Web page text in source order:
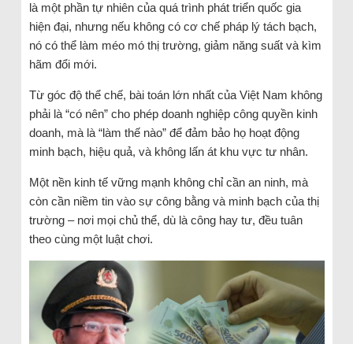
là một phần tự nhiên của quá trình phát triển quốc gia
hiện đại, nhưng nếu không có cơ chế pháp lý tách bạch,
nó có thể làm méo mó thị trường, giảm năng suất và kìm
hãm đổi mới.
Từ góc độ thể chế, bài toán lớn nhất của Việt Nam không
phải là “có nên” cho phép doanh nghiệp công quyền kinh
doanh, mà là “làm thế nào” để đảm bảo họ hoạt động
minh bạch, hiệu quả, và không lấn át khu vực tư nhân.
Một nền kinh tế vững mạnh không chỉ cần an ninh, mà
còn cần niềm tin vào sự công bằng và minh bạch của thị
trường – nơi mọi chủ thể, dù là công hay tư, đều tuân
theo cùng một luật chơi.